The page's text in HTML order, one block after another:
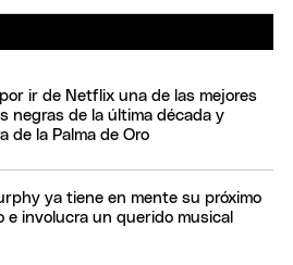
ir de Netflix una de las mejores
negras de la última década y
de la Palma de Oro
ya tiene en mente su próximo
e involucra un querido musical